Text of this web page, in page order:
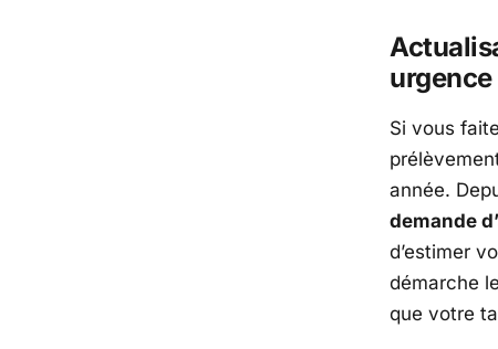
Si vous
année.
demande
d’estimer
démarche
que votre